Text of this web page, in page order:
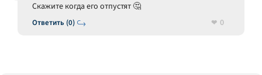
Ответить (0)
Скажите когда его отпустят 🤔
0